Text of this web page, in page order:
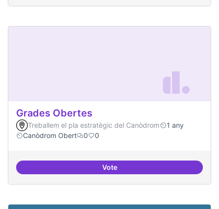
Grades Obertes
Treballem el pla estratègic del Canòdrom
1 any
Canòdrom Obert
0 0
VoteGrades Obertes